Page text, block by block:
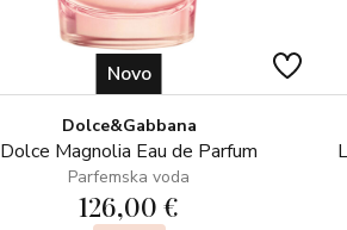
Novo
Dolce&Gabbana
Dolce Magnolia Eau de Parfum
Parfemska voda
126,00 €